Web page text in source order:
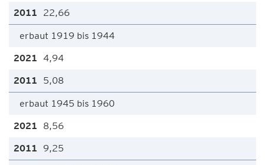
22,66
erbaut 1919 bis 1944
4,94
5,08
erbaut 1945 bis 1960
8,56
9,25